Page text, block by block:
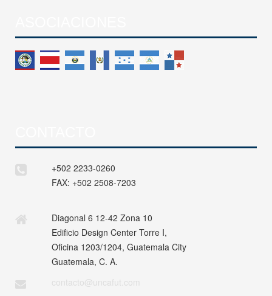
+502 2233-0260
FAX: +502 2508-7203
Diagonal 6 12-42 Zona 10
Edificio Design Center Torre I,
Oficina 1203/1204, Guatemala City
Guatemala, C. A.
contacto@uncafut.com